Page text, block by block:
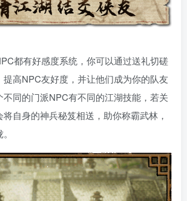
都有好感度系统，你可以通过送礼切磋
高NPC友好度，并让他们成为你的队友
同的门派NPC有不同的江湖技能，若关
自身的神兵秘笈相送，助你称霸武林，